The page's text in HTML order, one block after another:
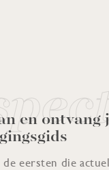
en ontvang
de eersten die